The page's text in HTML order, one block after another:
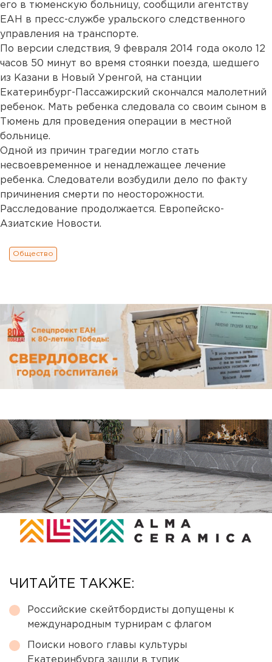
его в тюменскую больницу, сообщили агентству
ЕАН в пресс-службе уральского следственного
управления на транспорте.
По версии следствия, 9 февраля 2014 года около 12
часов 50 минут во время стоянки поезда, шедшего
из Казани в Новый Уренгой, на станции
Екатеринбург-Пассажирский скончался малолетний
ребенок. Мать ребенка следовала со своим сыном в
Тюмень для проведения операции в местной
больнице.
Одной из причин трагедии могло стать
несвоевременное и ненадлежащее лечение
ребенка. Следователи возбудили дело по факту
причинения смерти по неосторожности.
Расследование продолжается. Европейско-
Азиатские Новости.
Общество
ЧИТАЙТЕ ТАКЖЕ:
Российские скейтбордисты допущены к
международным турнирам с флагом
Поиски нового главы культуры
Екатеринбурга зашли в тупик